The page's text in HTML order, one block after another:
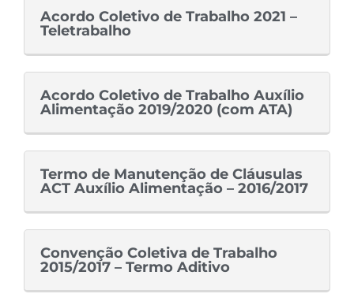
Acordo Coletivo de Trabalho 2021 –
Teletrabalho
Acordo Coletivo de Trabalho Auxílio
Alimentação 2019/2020 (com ATA)
Termo de Manutenção de Cláusulas
ACT Auxílio Alimentação – 2016/2017
Convenção Coletiva de Trabalho
2015/2017 – Termo Aditivo